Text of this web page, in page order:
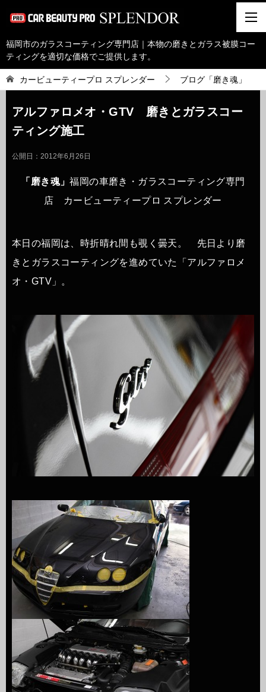
福岡市のガラスコーティング専門店｜本物の磨きとガラス被膜コー
ティングを適切な価格でご提供します。
カービューティープロ スプレンダー ブログ「磨き魂」
アルファロメオ・GTV 磨きとガラスコー
ティング施工
公開日： 2012年6月26日
「磨き魂」福岡の車磨き・ガラスコーティング専門
店 カービューティープロ スプレンダー
本日の福岡は、時折晴れ間も覗く曇天。 先日より磨
きとガラスコーティングを進めていた「アルファロメ
オ・GTV」。